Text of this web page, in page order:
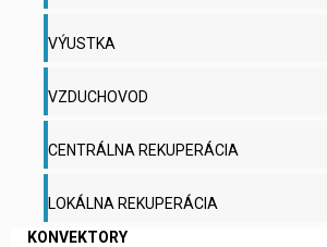
VÝUSTKA
VZDUCHOVOD
CENTRÁLNA REKUPERÁCIA
LOKÁLNA REKUPERÁCIA
KONVEKTORY